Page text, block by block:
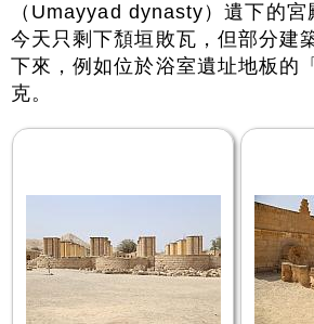
（Umayyad dynasty）遺下的
今天只剩下頹垣敗瓦，但部分建
下來，例如位於浴室遺址地板的
克。